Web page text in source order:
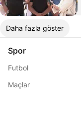
Daha fazla göster
Spor
Futbol
Maçlar